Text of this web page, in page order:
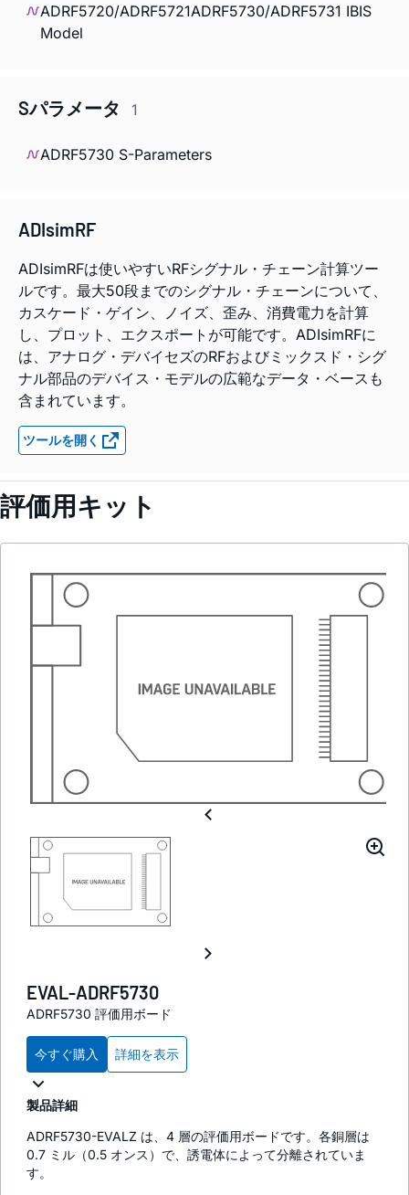
ADRF5720/ADRF5721ADRF5730/ADRF5731 IBIS
Model
Sパラメータ 1
ADRF5730 S-Parameters
ADIsimRF
ADIsimRFは使いやすいRFシグナル・チェーン計算ツー
ルです。最大50段までのシグナル・チェーンについて、
カスケード・ゲイン、ノイズ、歪み、消費電力を計算
し、プロット、エクスポートが可能です。ADIsimRFに
は、アナログ・デバイセズのRFおよびミックスド・シグ
ナル部品のデバイス・モデルの広範なデータ・ベースも
含まれています。
ツールを開く
評価用キット
EVAL-ADRF5730
ADRF5730 評価用ボード
今すぐ購入 詳細を表示
製品詳細
ADRF5730-EVALZ は、4 層の評価用ボードです。各銅層は
0.7 ミル（0.5 オンス）で、誘電体によって分離されていま
す。